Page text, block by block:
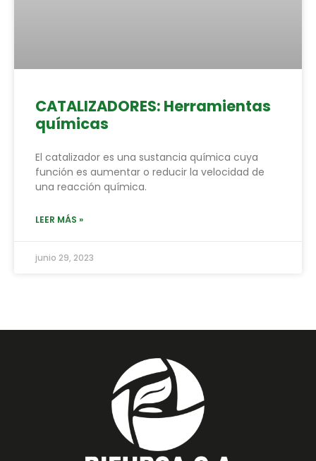
CATALIZADORES: Herramientas
químicas
El catalizador es una sustancia química cuya
función es aumentar o reducir la velocidad de
una reacción química.
LEER MÁS »
junio 29, 2023